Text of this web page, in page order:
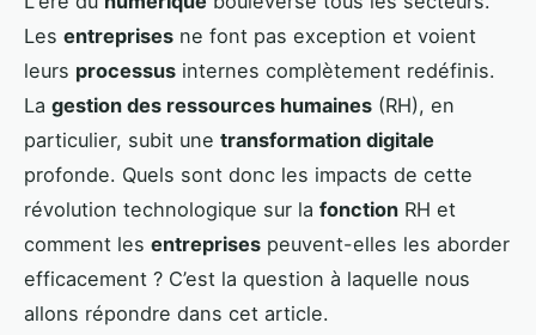
Les entreprises ne font pas exception et voient
leurs processus internes complètement redéfinis.
La gestion des ressources humaines (RH), en
particulier, subit une transformation digitale
profonde. Quels sont donc les impacts de cette
révolution technologique sur la fonction RH et
comment les entreprises peuvent-elles les aborder
efficacement ? C’est la question à laquelle nous
allons répondre dans cet article.